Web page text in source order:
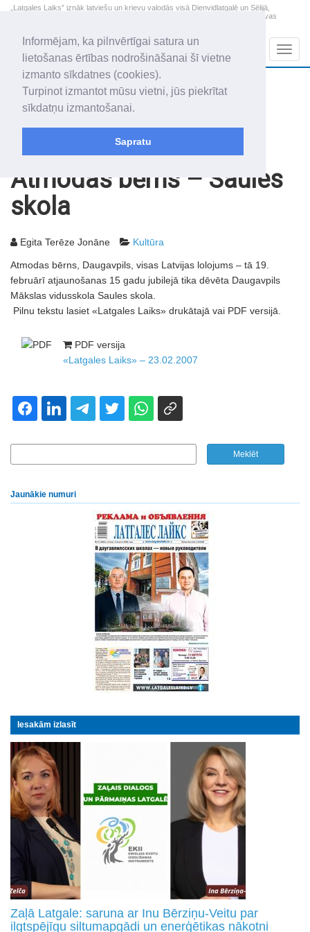
Informējam, ka pilnvērtīgai satura un
lietošanas ērtības nodrošināšanai šī vietne
izmanto sīkdatnes (cookies).
Turpinot izmantot mūsu vietni, jūs piekrītat
sīkdatņu izmantošanai.
Sapratu
„Latgales Laiks” iznāk latviešu un krievu valodās visā Dienvidlatgalē un Sēlijā,
„Latgales Laiks” latviešu valodā aptver Daugavpils valstspilsētu, Augšdaugavas
2026. gada 7. augusts
Piektdiena
Alfrēds, Fredis, Madars
+21.7
Atmodas bērns – Saules
skola
Egita Terēze Jonāne Kultūra
Atmodas bērns, Daugavpils, visas Latvijas lolojums – tā 19.
februārī atjaunošanas 15 gadu jubilejā tika dēvēta Daugavpils
Mākslas vidusskola Saules skola.
Pilnu tekstu lasiet «Latgales Laiks» drukātajā vai PDF versijā.
PDF versija
«Latgales Laiks» – 23.02.2007
Jaunākie numuri
Iesakām izlasīt
Zaļā Latgale: saruna ar Inu Bērziņu-Veitu par
ilgtspējīgu siltumapgādi un enerģētikas nākotni